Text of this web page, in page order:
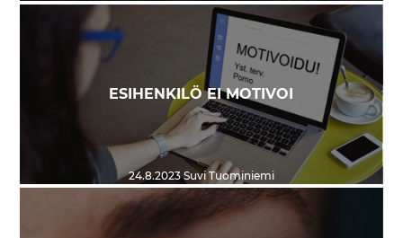
ESIHENKILÖ EI MOTIVOI
24.8.2023Suvi Tuominiemi